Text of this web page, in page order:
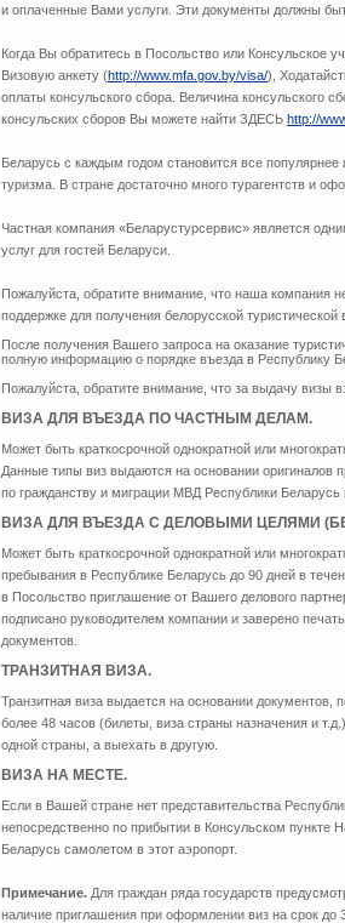
и оплаченные Вами услуги. Эти документы должны
Когда Вы обратитесь в Посольство или Консульское
Визовую анкету (http://www.mfa.gov.by/visa/),
оплаты консульского сбора. Величина консульского
консульских сборов Вы можете найти ЗДЕСЬ http://
Беларусь с каждым годом становится все
туризма. В стране достаточно много турагентств и
Частная компания «Беларустурсервис» является
услуг для гостей Беларуси.
Пожалуйста, обратите внимание, что наша компания
поддержке для получения белорусской
После получения Вашего запроса на оказание
полную информацию о порядке въезда в Республику
Пожалуйста, обратите внимание, что за выдачу визы
ВИЗА ДЛЯ ВЪЕЗДА ПО ЧАСТНЫМ ДЕЛАМ.
Может быть краткосрочной однократной или
Данные типы виз выдаются на основании оригиналов
по гражданству и миграции МВД Республики Беларусь
ВИЗА ДЛЯ ВЪЕЗДА С ДЕЛОВЫМИ ЦЕЛЯМИ
Может быть краткосрочной однократной или
пребывания в Республике Беларусь до 90 дней в
в Посольство приглашение от Вашего делового
подписано руководителем компании и заверено
документов.
ТРАНЗИТНАЯ ВИЗА.
Транзитная виза выдается на основании
более 48 часов (билеты, виза страны назначения и
одной страны, а выехать в другую.
ВИЗА НА МЕСТЕ.
Если в Вашей стране нет представительства
непосредственно по прибытии в Консульском пункте
Беларусь самолетом в этот аэропорт.
Примечание. Для граждан ряда государств
наличие приглашения при оформлении виз на срок